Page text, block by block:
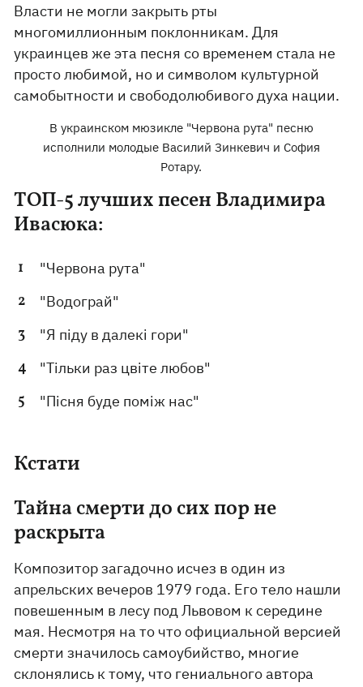
Власти не могли закрыть рты
многомиллионным поклонникам. Для
украинцев же эта песня со временем стала не
просто любимой, но и символом культурной
самобытности и свободолюбивого духа нации.
В украинском мюзикле "Червона рута" песню
исполнили молодые Василий Зинкевич и София
Ротару.
ТОП-5 лучших песен Владимира
Ивасюка:
"Червона рута"
"Водограй"
"Я піду в далекі гори"
"Тільки раз цвіте любов"
"Пісня буде поміж нас"
Кстати
Тайна смерти до сих пор не
раскрыта
Композитор загадочно исчез в один из
апрельских вечеров 1979 года. Его тело нашли
повешенным в лесу под Львовом к середине
мая. Несмотря на то что официальной версией
смерти значилось само­убийство, многие
склонялись к тому, что гениального автора